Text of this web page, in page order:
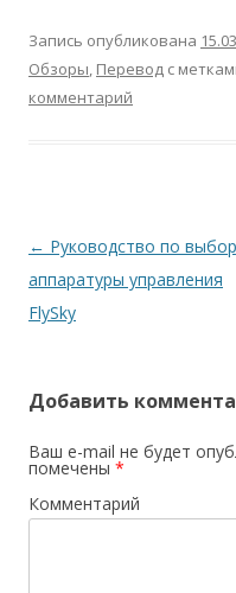
Запись опубликована
Обзоры Перевод с
комментарий
Навигация
по
записям
← Руководство по
аппаратуры управления
FlySky
Добавить
Ваш e-mail не будет
помечены *
Комментарий